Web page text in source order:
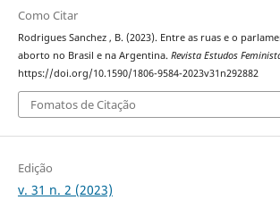
Como Citar
Rodrigues Sanchez , B. (2023). Entre as ruas e o
aborto no Brasil e na Argentina. Revista Estudos
https://doi.org/10.1590/1806-9584-2023v31n292882
Fomatos de Citação
Edição
v. 31 n. 2 (2023)